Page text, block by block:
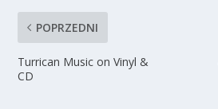
POPRZEDNI
Turrican Music on Vinyl &
CD